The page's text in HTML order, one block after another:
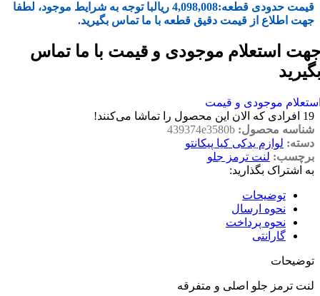
قیمت حدودی قطعه:4,098,008 ریالبا توجه به شرایط موجود، لطفا
جهت اطلاع از قیمت دقیق قطعه با ما تماس بگیرید.
استعلام موجودی و قیمت با ما تماس
موجودی و قیمت
19 افرادی که الان این محصول را تماشا می‌کنند!
شناسه محصول: 439374e3580b
دسته: لوازم یدکی کیا پیکانتو
برچسب: لنت ترمز جلو
به اشتراک بگذارید:
توضیحات
نحوه ارسال
نحوه پرداخت
گارانتی
توضیحات
لنت ترمز جلو اصلی و متفرقه